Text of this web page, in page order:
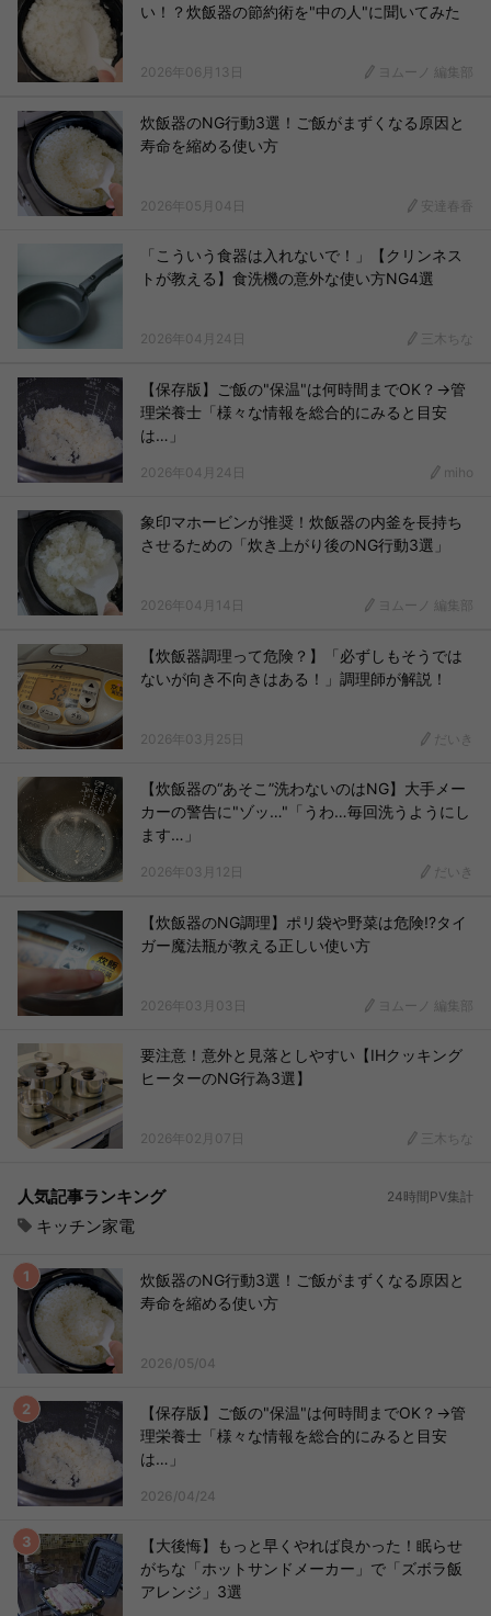
い！？炊飯器の節約術を"中の人"に聞いてみた
2026年06月13日 ヨムーノ 編集部
炊飯器のNG行動3選！ご飯がまずくなる原因と
寿命を縮める使い方
2026年05月04日 安達春香
「こういう食器は入れないで！」【クリンネス
トが教える】食洗機の意外な使い方NG4選
2026年04月24日 三木ちな
【保存版】ご飯の"保温"は何時間までOK？→管
理栄養士「様々な情報を総合的にみると目安
は…」
2026年04月24日 miho
象印マホービンが推奨！炊飯器の内釜を長持ち
させるための「炊き上がり後のNG行動3選」
2026年04月14日 ヨムーノ 編集部
【炊飯器調理って危険？】「必ずしもそうでは
ないが向き不向きはある！」調理師が解説！
2026年03月25日 だいき
【炊飯器の“あそこ”洗わないのはNG】大手メー
カーの警告に"ゾッ…"「うわ…毎回洗うようにし
ます…」
2026年03月12日 だいき
【炊飯器のNG調理】ポリ袋や野菜は危険!?タイ
ガー魔法瓶が教える正しい使い方
2026年03月03日 ヨムーノ 編集部
要注意！意外と見落としやすい【IHクッキング
ヒーターのNG行為3選】
2026年02月07日 三木ちな
人気記事ランキング 24時間PV集計
キッチン家電
炊飯器のNG行動3選！ご飯がまずくなる原因と
寿命を縮める使い方
2026/05/04
【保存版】ご飯の"保温"は何時間までOK？→管
理栄養士「様々な情報を総合的にみると目安
は…」
2026/04/24
【大後悔】もっと早くやれば良かった！眠らせ
がちな「ホットサンドメーカー」で「ズボラ飯
アレンジ」3選